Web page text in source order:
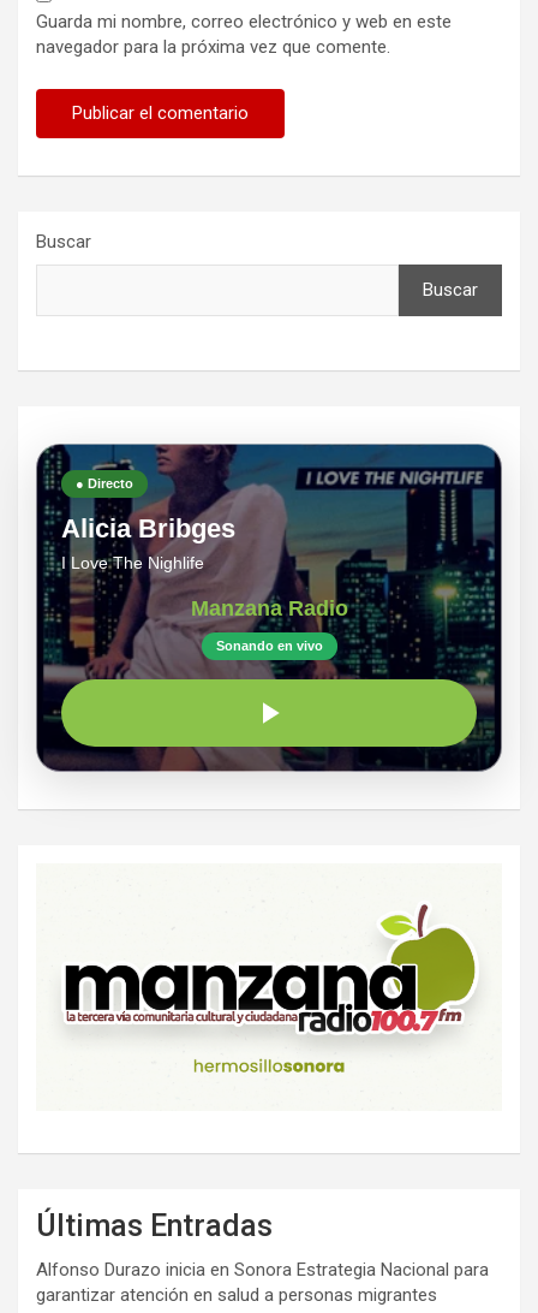
Guarda mi nombre, correo electrónico y web en este
navegador para la próxima vez que comente.
Buscar
Buscar
● Directo
Alicia Bribges
I Love The Nighlife
Manzana Radio
Sonando en vivo
Últimas Entradas
Alfonso Durazo inicia en Sonora Estrategia Nacional para
garantizar atención en salud a personas migrantes